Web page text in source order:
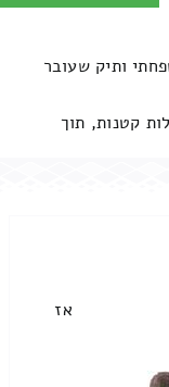
ותיק שעובר
קטנות, תוך
אז